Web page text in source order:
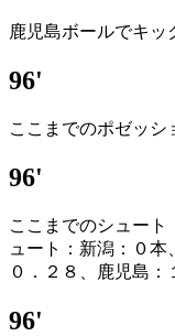
鹿児島ボールでキ
96'
ここまでのポゼッシ
96'
ここまでのシュート
ュート：新潟：０本
０．２８、鹿児島：
96'